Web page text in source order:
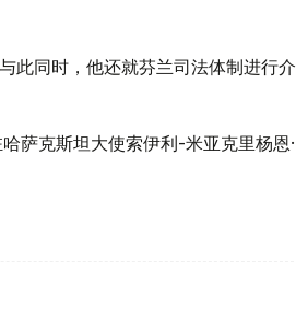
此同时，他还就芬兰司法体制进行介
萨克斯坦大使索伊利-米亚克里杨恩·